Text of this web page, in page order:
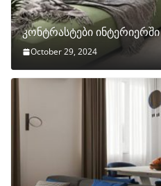
კონტრასტები ინტერიერში
October 29, 2024